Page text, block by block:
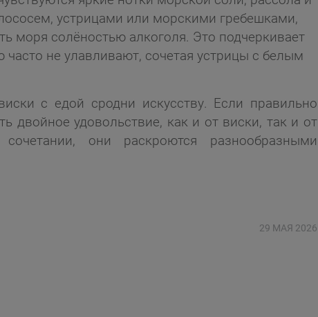
устрицами или морскими гребешками,
моря солёностью алкоголя. Это подчеркивает
не улавливают, сочетая устрицы с белым
с едой сродни искусству. Если правильно
двойное удовольствие, как и от виски, так и от
они раскроются разнообразными
29 МАЯ 2026